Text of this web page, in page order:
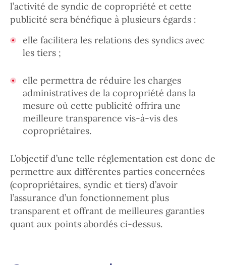
l’activité de syndic de copropriété et cette
publicité sera bénéfique à plusieurs égards :
elle facilitera les relations des syndics avec
les tiers ;
elle permettra de réduire les charges
administratives de la copropriété dans la
mesure où cette publicité offrira une
meilleure transparence vis-à-vis des
copropriétaires.
L’objectif d’une telle réglementation est donc de
permettre aux différentes parties concernées
(copropriétaires, syndic et tiers) d’avoir
l’assurance d’un fonctionnement plus
transparent et offrant de meilleures garanties
quant aux points abordés ci-dessus.